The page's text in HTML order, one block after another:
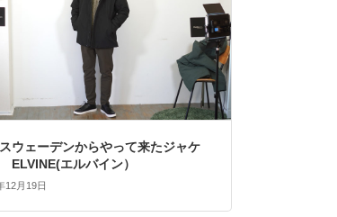
ウェーデンからやって来たジャケ
ELVINE(エルバイン）
12月19日